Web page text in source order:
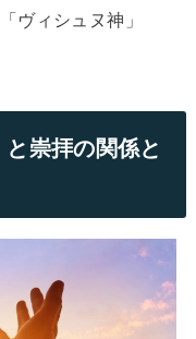
ヴィシュヌ神」
崇拝の関係と